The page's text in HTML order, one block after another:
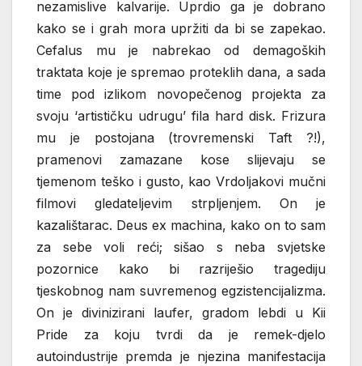
nezamislive kalvarije. Uprdio ga je dobrano
kako se i grah mora upržiti da bi se zapekao.
Cefalus mu je nabrekao od demagoških
traktata koje je spremao proteklih dana, a sada
time pod izlikom novopečenog projekta za
svoju ‘artističku udrugu’ fila hard disk. Frizura
mu je postojana (trovremenski Taft ?!),
pramenovi zamazane kose slijevaju se
tjemenom teško i gusto, kao Vrdoljakovi mučni
filmovi gledateljevim strpljenjem. On je
kazalištarac. Deus ex machina, kako on to sam
za sebe voli reći; sišao s neba svjetske
pozornice kako bi razriješio tragediju
tjeskobnog nam suvremenog egzistencijalizma.
On je divinizirani laufer, gradom lebdi u Kii
Pride za koju tvrdi da je remek-djelo
autoindustrije premda je njezina manifestacija